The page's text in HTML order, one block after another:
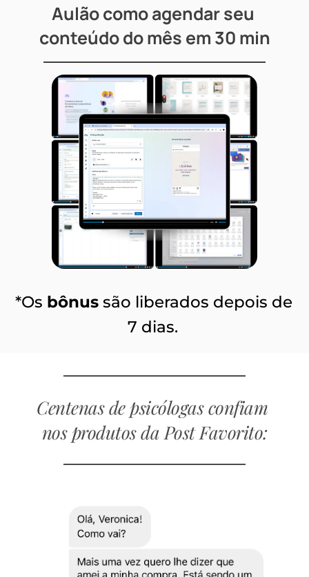
Aulão como agendar seu
conteúdo do mês em 30 min
*Os bônus são liberados depois de
7 dias.
Centenas de psicólogas confiam
nos produtos da Post Favorito: